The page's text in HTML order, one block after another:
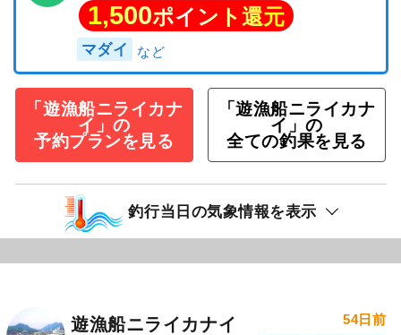
1,500ポイント還元
マダイ
「遊漁船ニライカナ
イ」の
予約プランを見る
「遊漁船ニライカナ
イ」の
全ての釣果を見る
釣行当日の気象情報を表示
遊漁船ニライカナイ 54日前